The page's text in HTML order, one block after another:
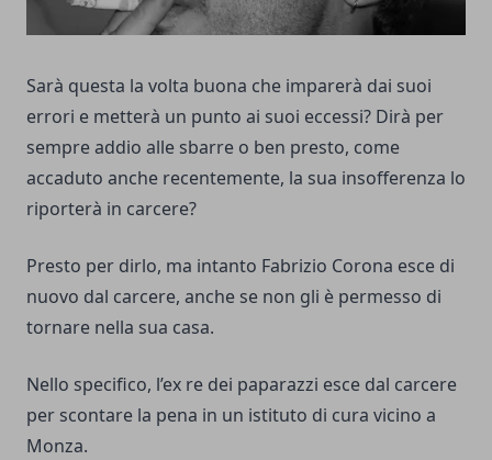
Sarà questa la volta buona che imparerà dai suoi
errori e metterà un punto ai suoi eccessi? Dirà per
sempre addio alle sbarre o ben presto, come
accaduto anche recentemente, la sua insofferenza lo
riporterà in carcere?
Presto per dirlo, ma intanto Fabrizio Corona esce di
nuovo dal carcere, anche se non gli è permesso di
tornare nella sua casa.
Nello specifico, l’ex re dei paparazzi esce dal carcere
per scontare la pena in un istituto di cura vicino a
Monza.